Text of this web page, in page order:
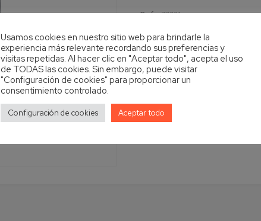
Ref 73321
Usamos cookies en nuestro sitio web para brindarle la
experiencia más relevante recordando sus preferencias y
visitas repetidas. Al hacer clic en "Aceptar todo", acepta el uso
de TODAS las cookies. Sin embargo, puede visitar
"Configuración de cookies" para proporcionar un
consentimiento controlado.
Configuración de cookies Aceptar todo